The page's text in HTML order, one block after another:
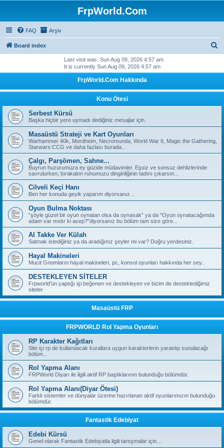
FrpWorld.Com
FAQ Arşiv
Board index
c
h
Last visit was: Sun Aug 09, 2026 4:57 am
It is currently Sun Aug 09, 2026 4:57 am
FrpWorld.Com Hakkında
Konu Ötesi
Serbest Kürsü
Başka hiçbir yere uymadı dediğiniz mesajlar için.
Masaüstü Strateji ve Kart Oyunları
Warhammer 40k, Mordheim, Necromunda, World War II, Magic the Gathering,
Starwars:CCG ve daha fazlası burada...
Çalgı, Parşömen, Sahne...
Buyrun huzurumuza ey güzide müdavimler. Eşsiz ve sonsuz dehlizlerinde
savrulurken, bırakalım ruhumuzu dinginliğinin tadını çıkarsın...
Cilveli Keçi Hanı
Ben her konuda geyik yaparım diyorsanız…
Oyun Bulma Noktası
“şöyle güzel bir oyun oynatan olsa da oynasak” ya da "Oyun oynatacağımda
adam var mıdır ki acep?"diyorsanız bu bölüm tam size göre...
Al Takke Ver Külah
Satmak istediğiniz ya da aradığınız şeyler mi var? Doğru yerdesiniz.
Hayal Makineleri
Mucit Gnomların hayal makineleri, pc, konsol oyunları hakkında her sey..
DESTEKLEYEN SİTELER
Frpworld'ün yaptığı işi beğenen ve destekleyen ve bizim de desteklediğimiz
siteler
Masaüstü FRP
FRPWORLD Rol Yapma Oyunları
RP Karakter Kağıtları
Site içi rp de kullanılacak kurallara uygun karakterlerin yaratılıp sunulacağı
bölüm...
Rol Yapma Alanı
FRPWorld Diyarı ile ilgili aktif RP başlıklarının bulunduğu bölümdür.
Rol Yapma Alanı(Diyar Ötesi)
Farklı sistemler ve dünyalar üzerine hazırlanan aktif oyunlarımızın bulunduğu
bölümdür.
Fantastik Edebiyat
Edebi Kürsü
Genel olarak Fantastik Edebiyatla ilgili tartışmalar için…